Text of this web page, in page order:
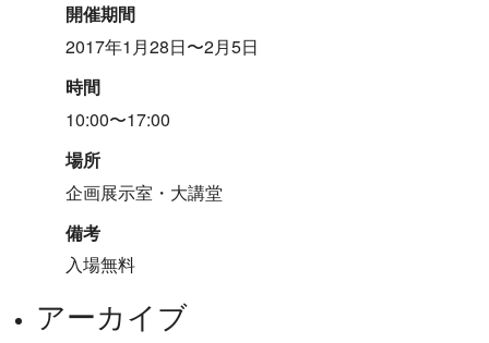
開催期間
2017年1月28日〜2月5日
時間
10:00〜17:00
場所
企画展示室・大講堂
備考
入場無料
アーカイブ